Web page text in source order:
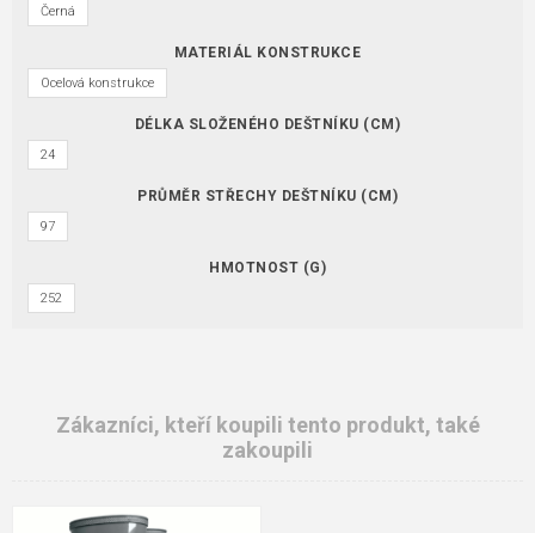
Černá
MATERIÁL KONSTRUKCE
Ocelová konstrukce
DÉLKA SLOŽENÉHO DEŠTNÍKU (CM)
24
PRŮMĚR STŘECHY DEŠTNÍKU (CM)
97
HMOTNOST (G)
252
Zákazníci, kteří koupili tento produkt, také
zakoupili